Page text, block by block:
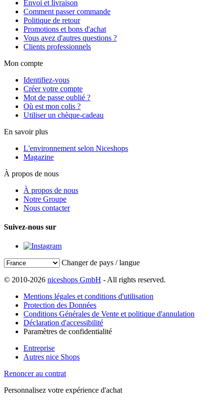
Envoi et livraison
Comment passer commande
Politique de retour
Promotions et bons d'achat
Vous avez d'autres questions ?
Clients professionnels
Mon compte
Identifiez-vous
Créer votre compte
Mot de passe oublié ?
Où est mon colis ?
Utiliser un chèque-cadeau
En savoir plus
L'environnement selon Niceshops
Magazine
À propos de nous
À propos de nous
Notre Groupe
Nous contacter
Suivez-nous sur
Changer de pays / langue
© 2010-2026 niceshops GmbH - All rights reserved.
Mentions légales et conditions d'utilisation
Protection des Données
Conditions Générales de Vente et politique d'annulation
Déclaration d'accessibilité
Paramètres de confidentialité
Entreprise
Autres nice Shops
Renoncer au contrat
Personnalisez votre expérience d'achat